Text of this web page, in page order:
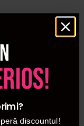
discountul!